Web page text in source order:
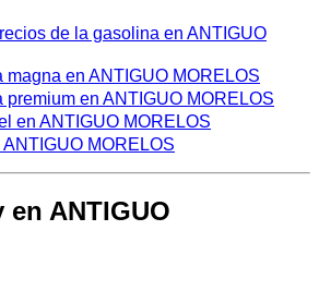
de la gasolina en ANTIGUO
magna en ANTIGUO MORELOS
premium en ANTIGUO MORELOS
en ANTIGUO MORELOS
MORELOS
ANTIGUO